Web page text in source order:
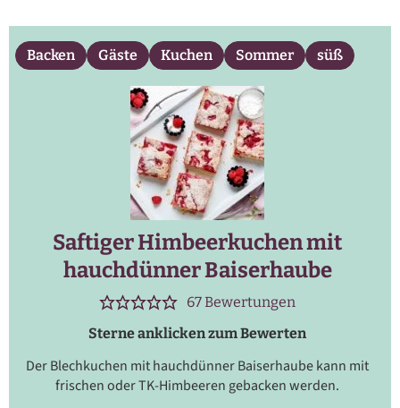
Backen Gäste Kuchen Sommer süß
Saftiger Himbeerkuchen mit
hauchdünner Baiserhaube
67Bewertungen
Sterne anklicken zum Bewerten
Der Blechkuchen mit hauchdünner Baiserhaube kann mit
frischen oder TK-Himbeeren gebacken werden.